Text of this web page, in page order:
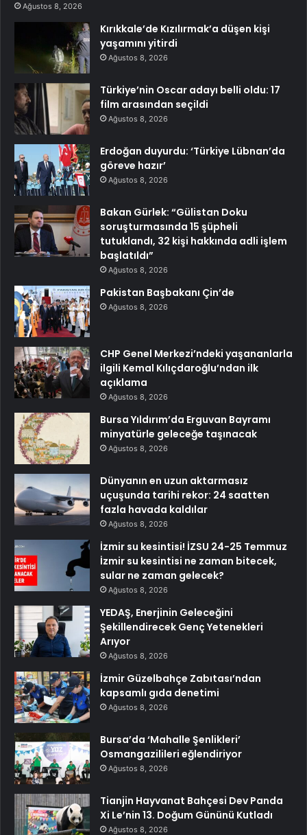
Ağustos 8, 2026
Kırıkkale’de Kızılırmak’a düşen kişi
yaşamını yitirdi
Ağustos 8, 2026
Türkiye’nin Oscar adayı belli oldu: 17
film arasından seçildi
Ağustos 8, 2026
Erdoğan duyurdu: ‘Türkiye Lübnan’da
göreve hazır’
Ağustos 8, 2026
Bakan Gürlek: “Gülistan Doku
soruşturmasında 15 şüpheli
tutuklandı, 32 kişi hakkında adli işlem
başlatıldı”
Ağustos 8, 2026
Pakistan Başbakanı Çin’de
Ağustos 8, 2026
CHP Genel Merkezi’ndeki yaşananlarla
ilgili Kemal Kılıçdaroğlu’ndan ilk
açıklama
Ağustos 8, 2026
Bursa Yıldırım’da Erguvan Bayramı
minyatürle geleceğe taşınacak
Ağustos 8, 2026
Dünyanın en uzun aktarmasız
uçuşunda tarihi rekor: 24 saatten
fazla havada kaldılar
Ağustos 8, 2026
İzmir su kesintisi! İZSU 24-25 Temmuz
İzmir su kesintisi ne zaman bitecek,
sular ne zaman gelecek?
Ağustos 8, 2026
YEDAŞ, Enerjinin Geleceğini
Şekillendirecek Genç Yetenekleri
Arıyor
Ağustos 8, 2026
İzmir Güzelbahçe Zabıtası’ndan
kapsamlı gıda denetimi
Ağustos 8, 2026
Bursa’da ‘Mahalle Şenlikleri’
Osmangazilileri eğlendiriyor
Ağustos 8, 2026
Tianjin Hayvanat Bahçesi Dev Panda
Xi Le’nin 13. Doğum Gününü Kutladı
Ağustos 8, 2026